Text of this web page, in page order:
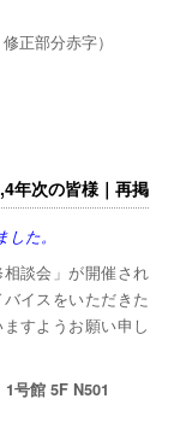
修正部分赤字）
年次の皆様｜再掲
た。
談会」が開催され
イスをいただきた
すようお願い申し
館 5F N501